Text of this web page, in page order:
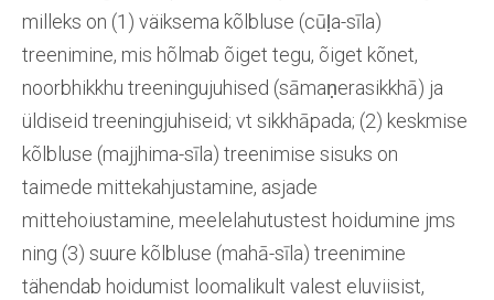
milleks on (1) väiksema kõlbluse (cūḷa-sīla)
treenimine, mis hõlmab õiget tegu, õiget kõnet,
noorbhikkhu treeningujuhised (sāmaṇerasikkhā) ja
üldiseid treeningjuhiseid; vt sikkhāpada; (2) keskmise
kõlbluse (majjhima-sīla) treenimise sisuks on
taimede mittekahjustamine, asjade
mittehoiustamine, meelelahutustest hoidumine jms
ning (3) suure kõlbluse (mahā-sīla) treenimine
tähendab hoidumist loomalikult valest eluviisist,